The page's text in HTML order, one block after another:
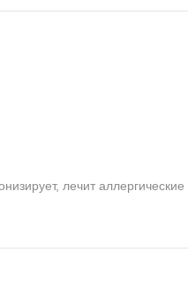
лечит аллергические